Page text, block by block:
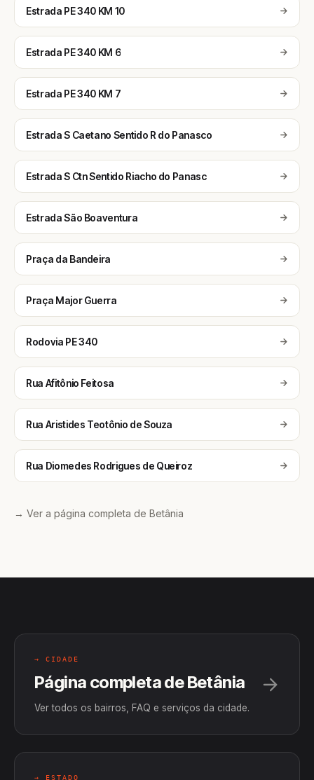
Estrada PE 340 KM 10
Estrada PE 340 KM 6
Estrada PE 340 KM 7
Estrada S Caetano Sentido R do Panasco
Estrada S Ctn Sentido Riacho do Panasc
Estrada São Boaventura
Praça da Bandeira
Praça Major Guerra
Rodovia PE 340
Rua Afitônio Feitosa
Rua Aristides Teotônio de Souza
Rua Diomedes Rodrigues de Queiroz
→ Ver a página completa de Betânia
→ CIDADE
Página completa de Betânia
Ver todos os bairros, FAQ e serviços da cidade.
→ ESTADO